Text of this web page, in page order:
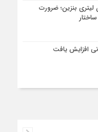
۱۰ میلیون لیتری بنزین؛ ضرورت
افزایش یافت